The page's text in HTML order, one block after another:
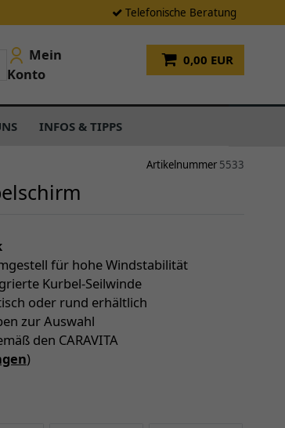
Telefonische Beratung
0,00 EUR
Mein
Konto
INFOS & TIPPS
Artikelnummer 5533
für hohe Windstabilität
Kurbel-Seilwinde
oder rund erhältlich
zur Auswahl
den CARAVITA
)